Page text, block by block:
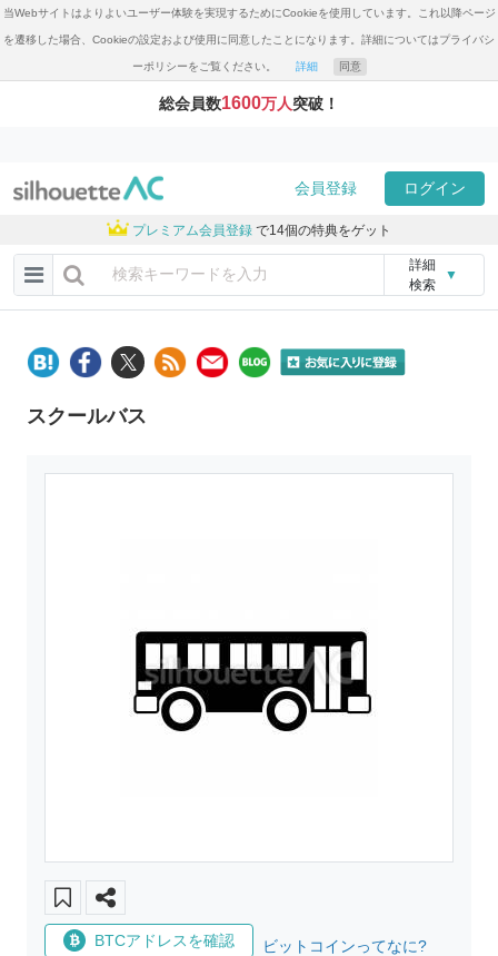
当Webサイトはよりよいユーザー体験を実現するためにCookieを使用しています。これ以降ページ
を遷移した場合、Cookieの設定および使用に同意したことになります。詳細についてはプライバシ
ーポリシーをご覧ください。 詳細 同意
総会員数1600万人突破！
会員登録 ログイン
プレミアム会員登録 で14個の特典をゲット
詳細
検索
▼
スクールバス
BTCアドレスを確認 ビットコインってなに?